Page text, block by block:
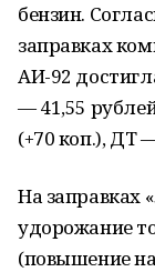
бензин.
заправках
АИ-92
— 41,55
(+70 коп.), ДТ
На заправках
удорожание
(повышение